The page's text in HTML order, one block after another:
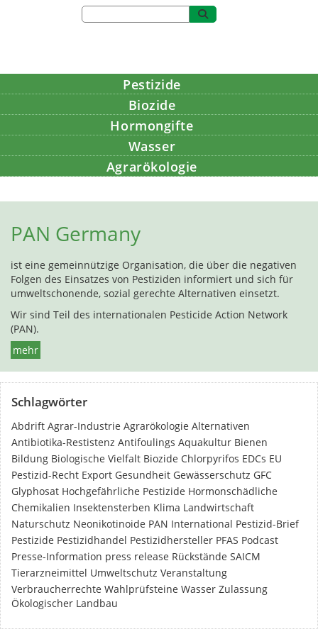
Pestizide
Biozide
Hormongifte
Wasser
Agrarökologie
PAN Germany
ist eine gemeinnützige Organisation, die über die negativen
Folgen des Einsatzes von Pestiziden informiert und sich für
umweltschonende, sozial gerechte Alternativen einsetzt.
Wir sind Teil des internationalen Pesticide Action Network
(PAN).
mehr
Schlagwörter
Abdrift Agrar-Industrie Agrarökologie Alternativen
Antibiotika-Restistenz Antifoulings Aquakultur Bienen
Bildung Biologische Vielfalt Biozide Chlorpyrifos EDCs EU
Pestizid-Recht Export Gesundheit Gewässerschutz GFC
Glyphosat Hochgefährliche Pestizide Hormonschädliche
Chemikalien Insektensterben Klima Landwirtschaft
Naturschutz Neonikotinoide PAN International Pestizid-Brief
Pestizide Pestizidhandel Pestizidhersteller PFAS Podcast
Presse-Information press release Rückstände SAICM
Tierarzneimittel Umweltschutz Veranstaltung
Verbraucherrechte Wahlprüfsteine Wasser Zulassung
Ökologischer Landbau